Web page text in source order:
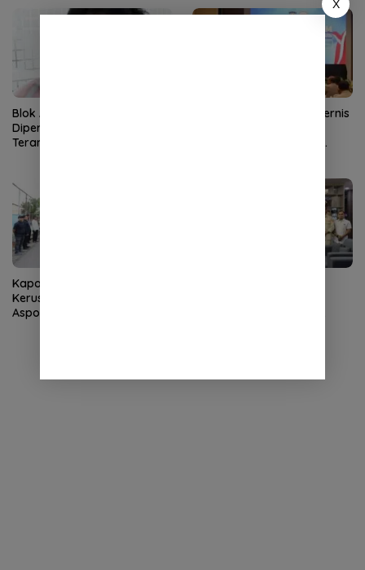
Blok Andaman
Dipertanyakan, Aceh Kembali
Terancam Jadi Penonton
Kapolda Aceh Buka Rakernis
Kapolda Aceh Tinjau
Kerusakan Rumah Dinas
Aspol Lamteumen I Diterjang
X